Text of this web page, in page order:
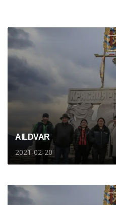
AILDVAR
2021-02-20